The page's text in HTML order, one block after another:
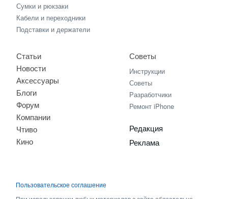
Сумки и рюкзаки
Кабели и переходники
Подставки и держатели
Статьи
Новости
Аксессуары
Блоги
Форум
Компании
Чтиво
Кино
Советы
Инструкции
Советы
Разработчики
Ремонт iPhone
Редакция
Реклама
Пользовательское соглашение